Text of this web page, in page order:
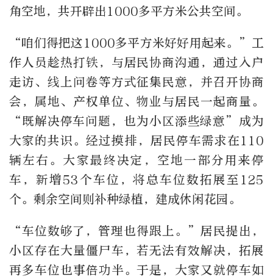
角空地，共开辟出1000多平方米公共空间。
“咱们得把这1000多平方米好好用起来。”工
作人员趁热打铁，与居民协商沟通，通过入户
走访、线上问卷等方式征集民意，并召开协商
会，属地、产权单位、物业与居民一起商量。
“既解决停车问题，也为小区添些绿意”成为
大家的共识。经过摸排，居民停车需求在110
辆左右。大家最终决定，空地一部分用来停
车，新增53个车位，将总车位数拓展至125
个。剩余空间则补种绿植，建成休闲花园。
“车位数够了，管理也得跟上。”居民提出，
小区存在大量僵尸车，若无法有效解决，拓展
再多车位也事倍功半。于是，大家又就停车如